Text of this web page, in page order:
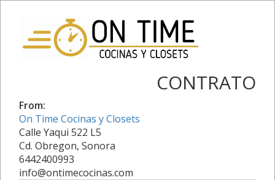
CONTRATO
From:
On Time Cocinas y Closets
Calle Yaqui 522 L5
Cd. Obregon, Sonora
6442400993
info@ontimecocinas.com